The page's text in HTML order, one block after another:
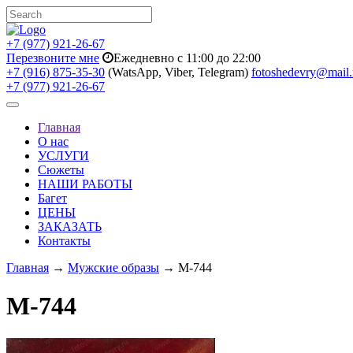
+7 (977) 921-26-67
Перезвоните мне
Ежедневно с 11:00 до 22:00
+7 (916) 875-35-30 (WatsApp, Viber, Telegram)
+7 (977) 921-26-67
Toggle
navigationГлавная
О нас
УСЛУГИ
Сюжеты
НАШИ РАБОТЫ
Багет
ЦЕНЫ
ЗАКАЗАТЬ
Контакты
Главная → Мужские образы → M-744
M-744